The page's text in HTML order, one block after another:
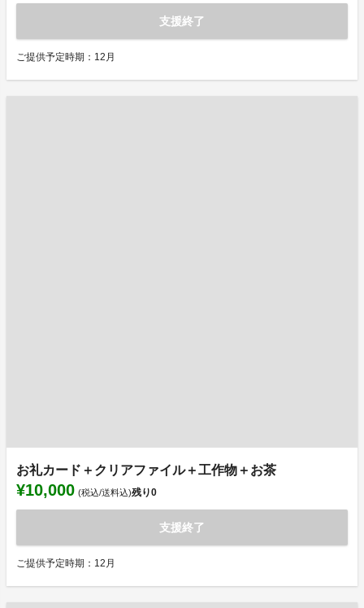
支援終了
ご提供予定時期：12月
お礼カード＋クリアファイル＋工作物＋お茶
¥10,000 (税込/送料込)残り0
支援終了
ご提供予定時期：12月